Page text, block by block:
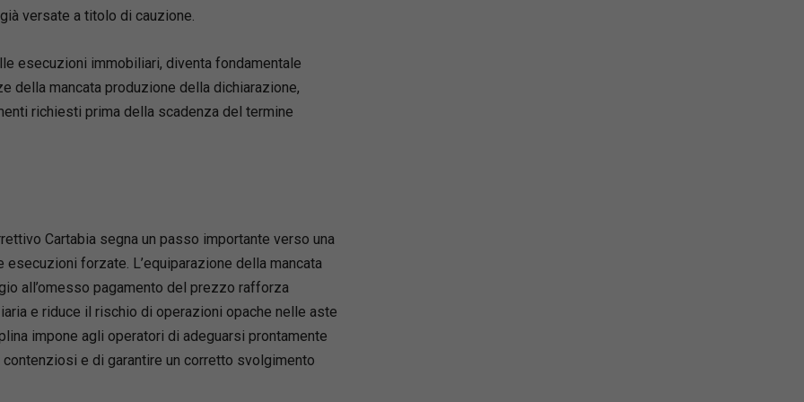
versate a titolo di cauzione.
esecuzioni immobiliari, diventa fondamentale
della mancata produzione della dichiarazione,
richiesti prima della scadenza del termine
Cartabia segna un passo importante verso una
forzate. L’equiparazione della mancata
all’omesso pagamento del prezzo rafforza
e riduce il rischio di operazioni opache nelle aste
impone agli operatori di adeguarsi prontamente
e di garantire un corretto svolgimento